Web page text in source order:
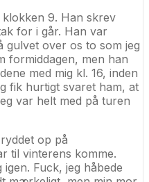
9. Han skrev
for i går. Han var
gulvet over os to som jeg
formiddagen, men han
med mig kl. 16, inden
fik hurtigt svaret ham, at
var helt med på turen
op på
til vinterens komme.
Fuck, jeg håbede